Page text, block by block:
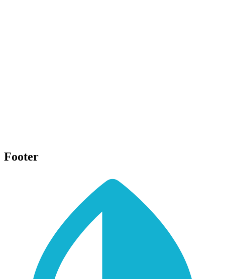
Footer